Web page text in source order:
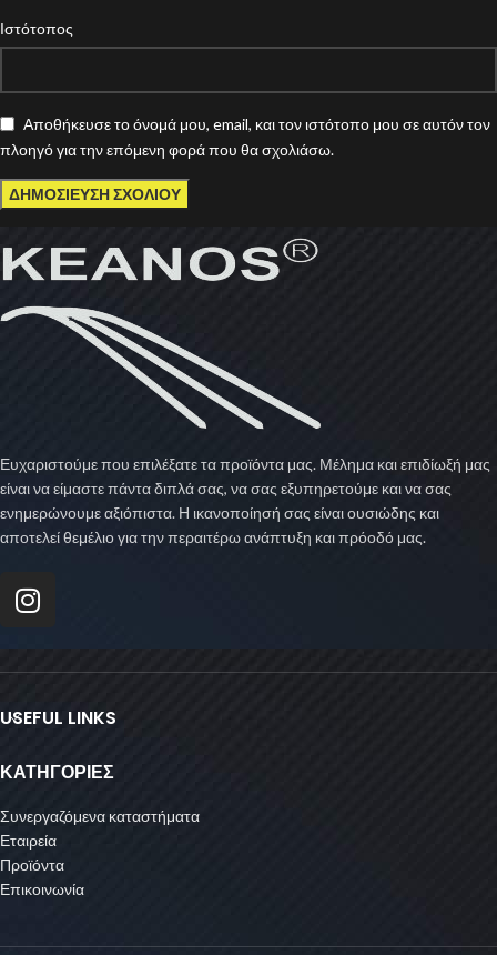
Ιστότοπος
Αποθήκευσε το όνομά μου, email, και τον ιστότοπο μου σε αυτόν τον
πλοηγό για την επόμενη φορά που θα σχολιάσω.
Ευχαριστούμε που επιλέξατε τα προϊόντα μας. Μέλημα και επιδίωξή μας
είναι να είμαστε πάντα διπλά σας, να σας εξυπηρετούμε και να σας
ενημερώνουμε αξιόπιστα. Η ικανοποίησή σας είναι ουσιώδης και
αποτελεί θεμέλιο για την περαιτέρω ανάπτυξη και πρόοδό μας.
USEFUL LINKS
ΚΑΤΗΓΟΡΙΕΣ
Συνεργαζόμενα καταστήματα
Εταιρεία
Προϊόντα
Επικοινωνία